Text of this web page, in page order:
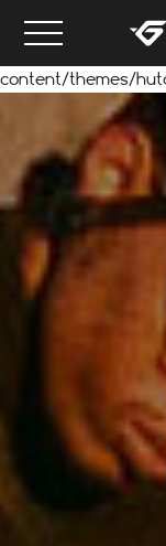
Warning
: Undefined
content/themes/